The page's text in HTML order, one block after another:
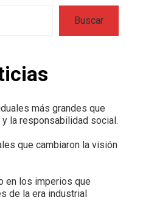
Buscar
más grandes que
la responsabilidad social.
que cambiaron la visión
en los imperios que
de la era industrial